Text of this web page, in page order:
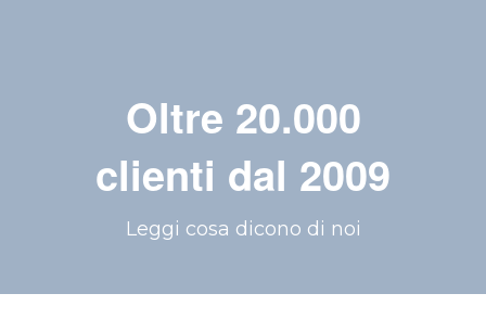
Oltre 20.000
clienti dal 2009
Leggi cosa dicono di noi